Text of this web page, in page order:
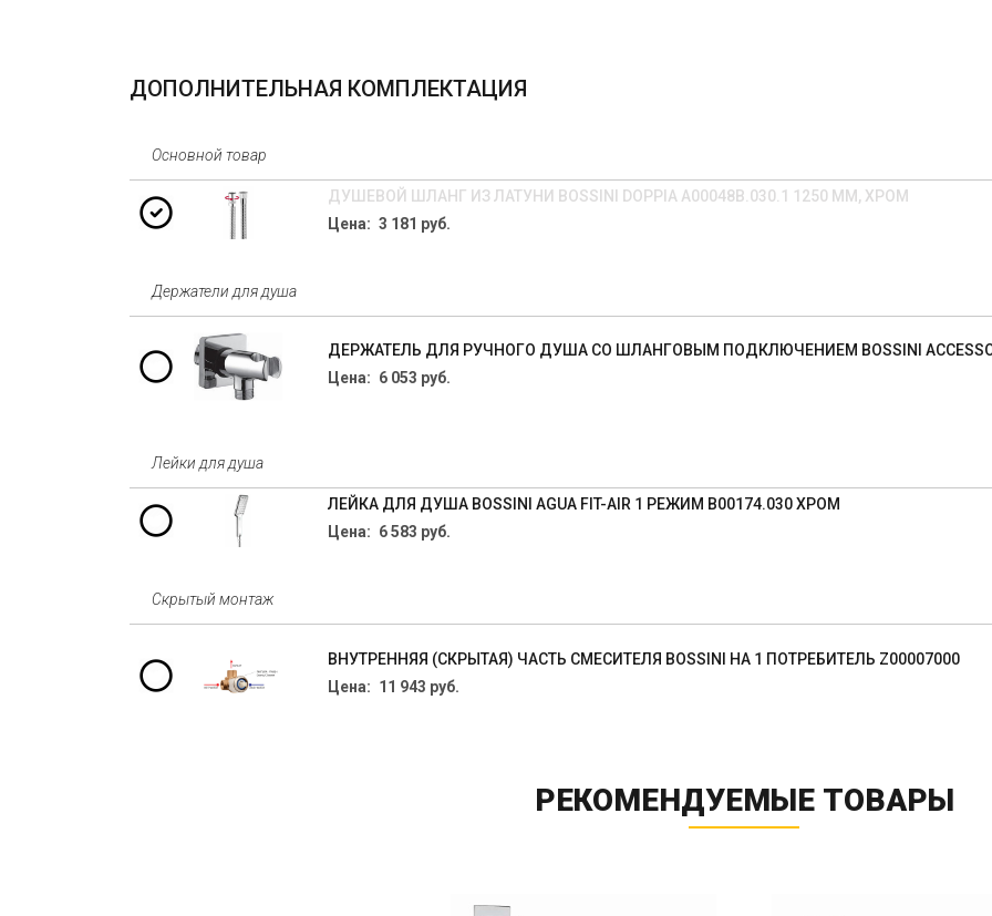
ДОПОЛНИТЕЛЬНАЯ КОМПЛЕКТАЦИЯ
Основной товар
ДУШЕВОЙ ШЛАНГ ИЗ ЛАТУНИ BOSSINI DOPPIA A00048B.030.1 1250 ММ, ХРОМ
Цена: 3 181 руб.
Держатели для душа
ДЕРЖАТЕЛЬ ДЛЯ РУЧНОГО ДУША CО ШЛАНГОВЫМ ПОДКЛЮЧЕНИЕМ BOSSINI
Цена: 6 053 руб.
Лейки для душа
ЛЕЙКА ДЛЯ ДУША BOSSINI AGUA FIT-AIR 1 РЕЖИМ B00174.030 ХРОМ
Цена: 6 583 руб.
Скрытый монтаж
ВНУТРЕННЯЯ (СКРЫТАЯ) ЧАСТЬ СМЕСИТЕЛЯ BOSSINI НА 1 ПОТРЕБИТЕЛЬ Z00007000
Цена: 11 943 руб.
РЕКОМЕНДУЕМЫЕ ТОВАРЫ